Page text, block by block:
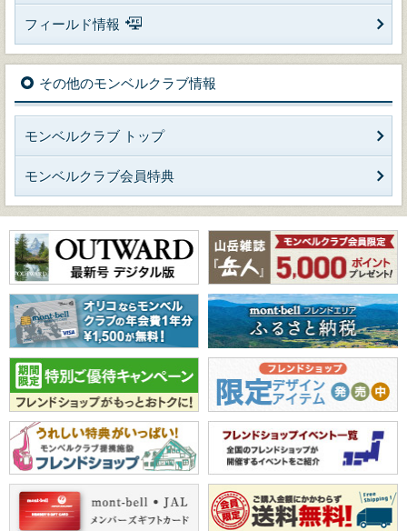
フィールド情報
その他のモンベルクラブ情報
モンベルクラブ トップ
モンベルクラブ会員特典